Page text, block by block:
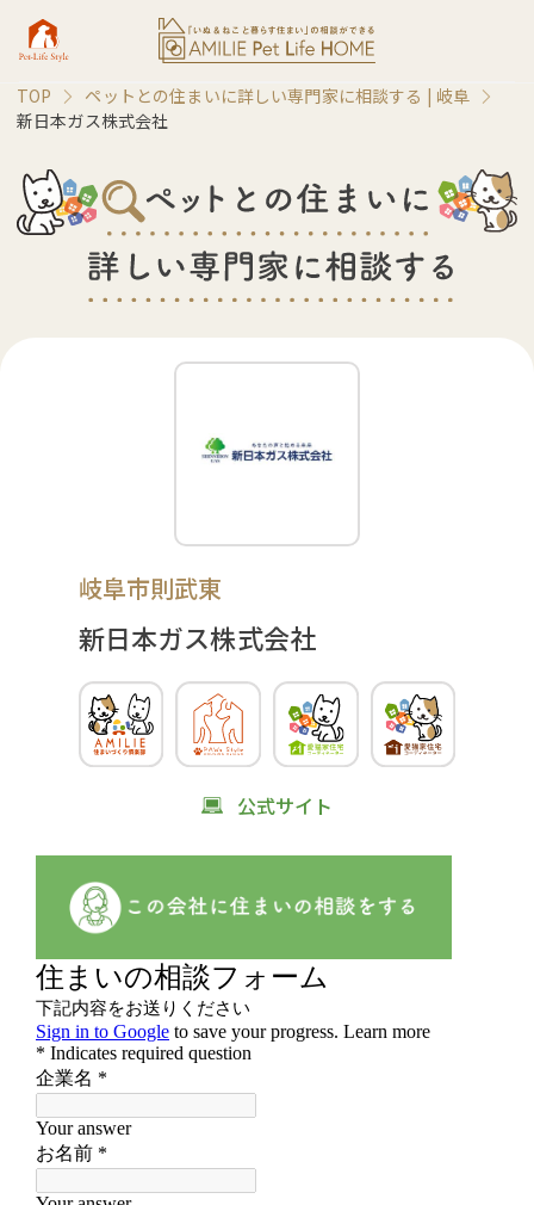
TOP ペットとの住まいに詳しい専門家に相談する | 岐阜
新日本ガス株式会社
岐阜市則武東
新日本ガス株式会社
公式サイト